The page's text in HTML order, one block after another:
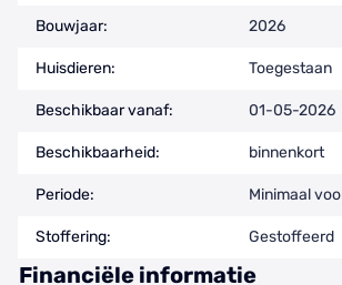
Bouwjaar: 2026
Huisdieren: Toegestaan
Beschikbaar vanaf: 01-05-2026
Beschikbaarheid: binnenkort
Periode: Minimaal
Stoffering: Gestoffeerd
Financiële informatie